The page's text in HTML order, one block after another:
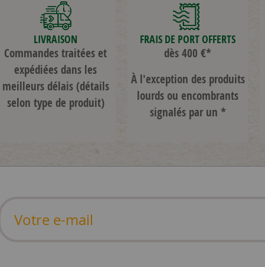
LIVRAISON
Commandes traitées et
expédiées dans les
meilleurs délais(détails
selon type de produit)
FRAIS DE PORT OFFERTS
dès 400 €*
À l'exception des produits
lourds ou encombrants
signalés par un *